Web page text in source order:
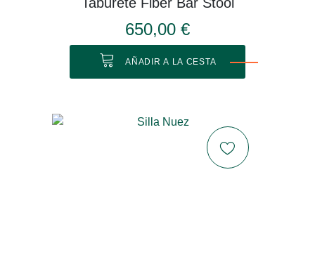
650,00 €
AÑADIR A LA CESTA